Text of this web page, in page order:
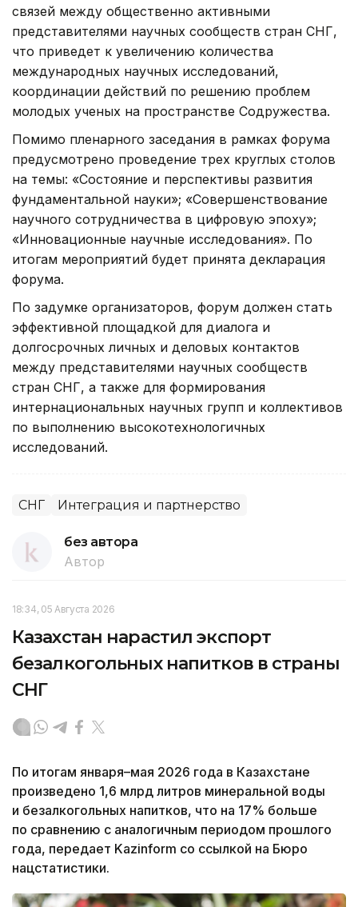
связей между общественно активными
представителями научных сообществ стран СНГ,
что приведет к увеличению количества
международных научных исследований,
координации действий по решению проблем
молодых ученых на пространстве Содружества.
Помимо пленарного заседания в рамках форума
предусмотрено проведение трех круглых столов
на темы: «Состояние и перспективы развития
фундаментальной науки»; «Совершенствование
научного сотрудничества в цифровую эпоху»;
«Инновационные научные исследования». По
итогам мероприятий будет принята декларация
форума.
По задумке организаторов, форум должен стать
эффективной площадкой для диалога и
долгосрочных личных и деловых контактов
между представителями научных сообществ
стран СНГ, а также для формирования
интернациональных научных групп и коллективов
по выполнению высокотехнологичных
исследований.
СНГ Интеграция и партнерство
без автора
Автор
18:34, 05 Августа 2026
Казахстан нарастил экспорт
безалкогольных напитков в страны
СНГ
По итогам января–мая 2026 года в Казахстане
произведено 1,6 млрд литров минеральной воды
и безалкогольных напитков, что на 17% больше
по сравнению с аналогичным периодом прошлого
года, передает Kazinform со ссылкой на Бюро
нацстатистики.